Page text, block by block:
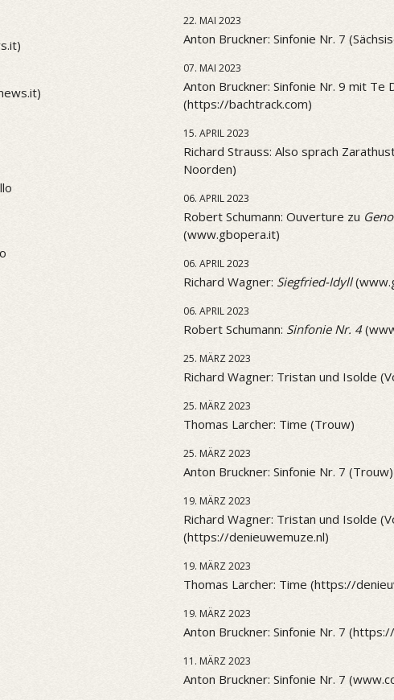
22. MAI 2023
Anton Bruckner: Sinfonie Nr. 7
07. MAI 2023
Anton Bruckner: Sinfonie Nr. 9 mit Te
(https://bachtrack.com)
15. APRIL 2023
Richard Strauss: Also sprach
Noorden)
06. APRIL 2023
Robert Schumann: Ouverture zu
(www.gbopera.it)
06. APRIL 2023
Richard Wagner: Siegfried-Idyll
06. APRIL 2023
Robert Schumann: Sinfonie Nr. 4
25. MÄRZ 2023
Richard Wagner: Tristan und Isolde
25. MÄRZ 2023
Thomas Larcher: Time (Trouw)
25. MÄRZ 2023
Anton Bruckner: Sinfonie Nr. 7 (Trouw)
19. MÄRZ 2023
Richard Wagner: Tristan und Isolde
(https://denieuwemuze.nl)
19. MÄRZ 2023
Thomas Larcher: Time (https://
19. MÄRZ 2023
Anton Bruckner: Sinfonie Nr. 7
11. MÄRZ 2023
Anton Bruckner: Sinfonie Nr. 7